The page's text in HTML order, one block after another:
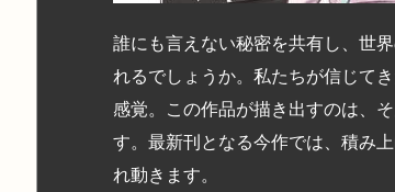
誰にも言えない秘密を共有し、世
れるでしょうか。私たちが信じて
感覚。この作品が描き出すのは、
す。最新刊となる今作では、積み
れ動きます。